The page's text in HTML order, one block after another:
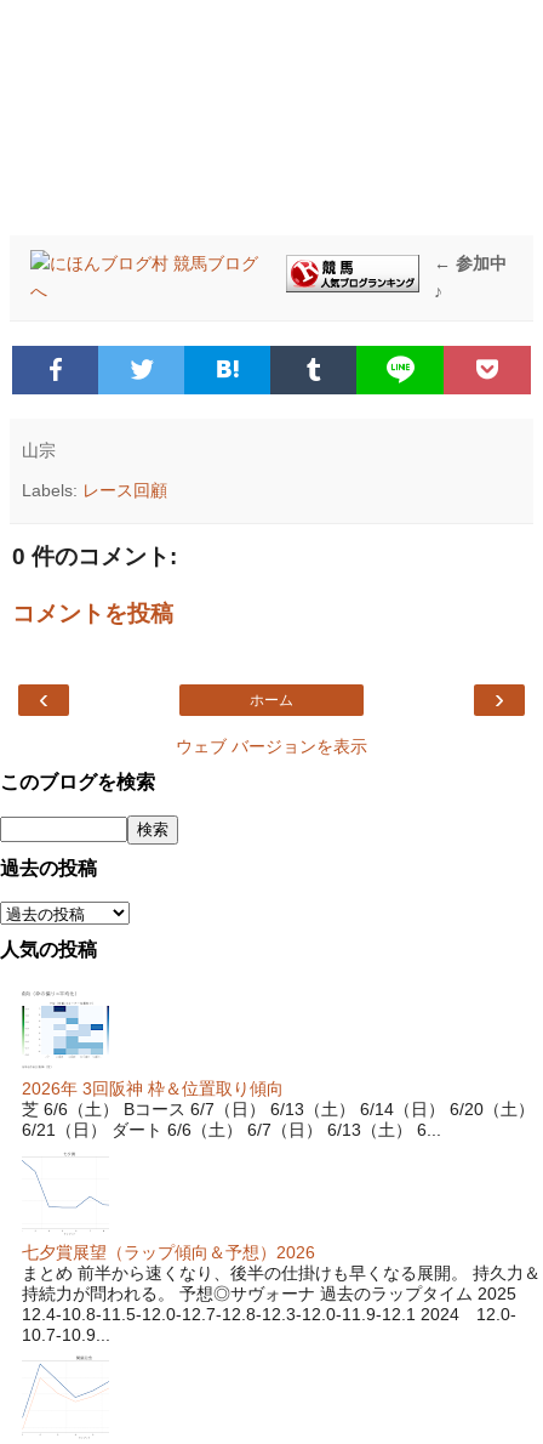
← 参加中
♪
山宗
Labels: レース回顧
0 件のコメント:
コメントを投稿
‹ ›
ホーム
ウェブ バージョンを表示
このブログを検索
過去の投稿
人気の投稿
2026年 3回阪神 枠＆位置取り傾向
芝 6/6（土） Bコース 6/7（日） 6/13（土） 6/14（日） 6/20（土）
6/21（日） ダート 6/6（土） 6/7（日） 6/13（土） 6...
七夕賞展望（ラップ傾向＆予想）2026
まとめ 前半から速くなり、後半の仕掛けも早くなる展開。 持久力＆
持続力が問われる。 予想◎サヴォーナ 過去のラップタイム 2025
12.4-10.8-11.5-12.0-12.7-12.8-12.3-12.0-11.9-12.1 2024 12.0-
10.7-10.9...